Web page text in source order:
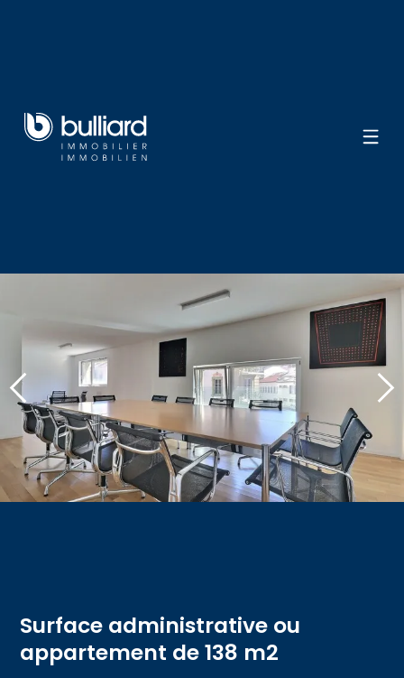
Surface administrative ou
appartement de 138 m2